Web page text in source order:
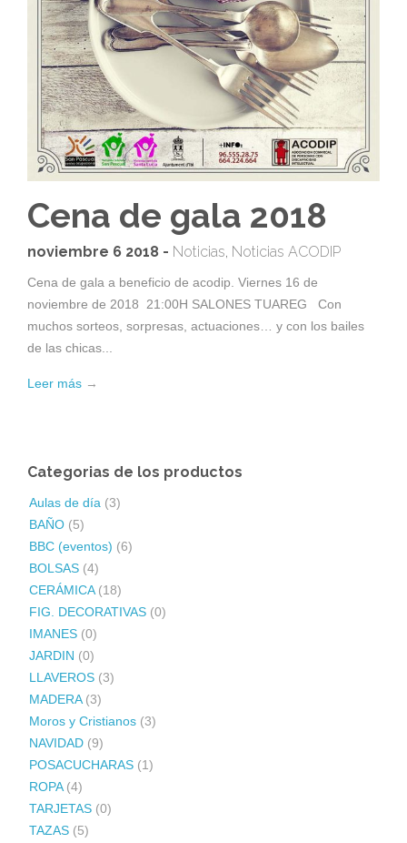
Cena de gala 2018
noviembre 6 2018 - Noticias, Noticias ACODIP
Cena de gala a beneficio de acodip. Viernes 16 de
noviembre de 2018 21:00H SALONES TUAREG Con
muchos sorteos, sorpresas, actuaciones… y con los bailes
de las chicas...
Leer más →
Categorias de los productos
Aulas de día (3)
BAÑO (5)
BBC (eventos) (6)
BOLSAS (4)
CERÁMICA (18)
FIG. DECORATIVAS (0)
IMANES (0)
JARDIN (0)
LLAVEROS (3)
MADERA (3)
Moros y Cristianos (3)
NAVIDAD (9)
POSACUCHARAS (1)
ROPA (4)
TARJETAS (0)
TAZAS (5)